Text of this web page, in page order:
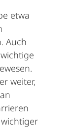
etwa
Auch
weiter,